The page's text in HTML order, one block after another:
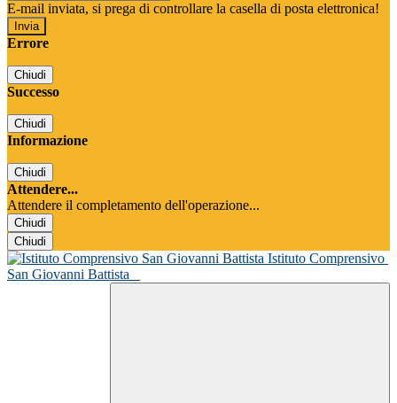
E-mail inviata, si prega di controllare la casella di posta elettronica!
Errore
Chiudi
Successo
Chiudi
Informazione
Chiudi
Attendere...
Attendere il completamento dell'operazione...
Chiudi
Chiudi
Istituto Comprensivo
San Giovanni Battista